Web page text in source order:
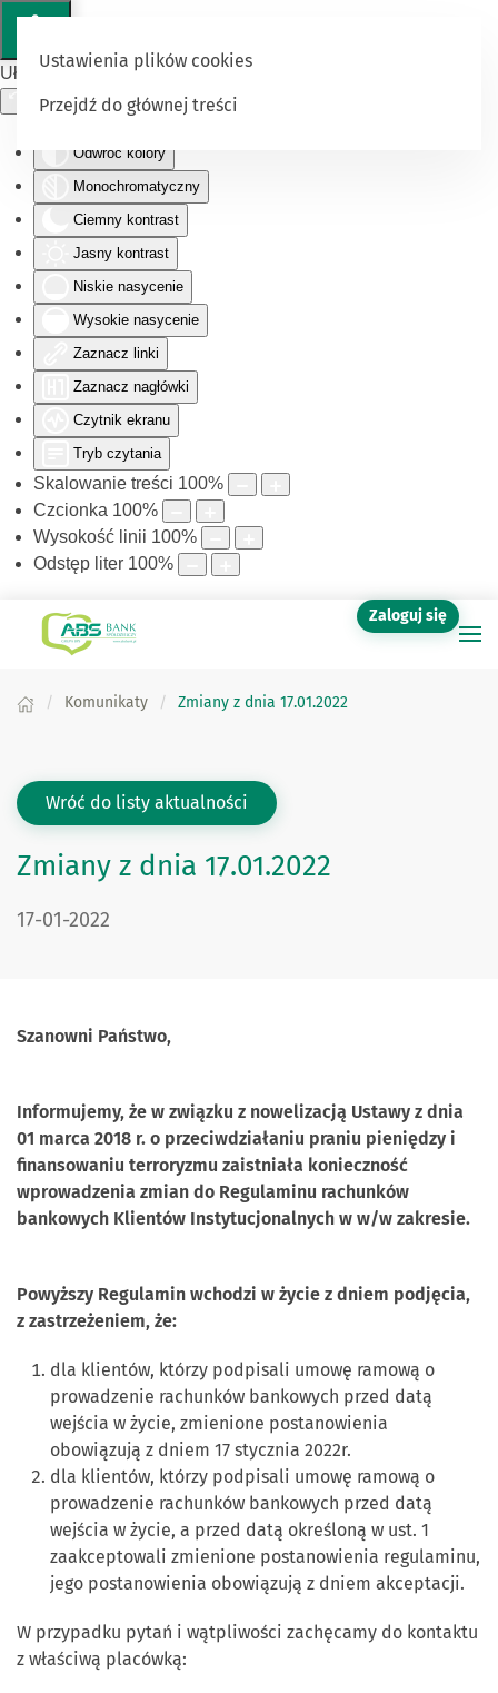
Ułatwienia dostępu
Odwróć kolory
Monochromatyczny
Ciemny kontrast
Jasny kontrast
Niskie nasycenie
Wysokie nasycenie
Zaznacz linki
Zaznacz nagłówki
Czytnik ekranu
Tryb czytania
Skalowanie treści 100%
Czcionka 100%
Wysokość linii 100%
Odstęp liter 100%
Ustawienia plików cookies
Przejdź do głównej treści
Zaloguj się
Komunikaty Zmiany z dnia 17.01.2022
Wróć do listy aktualności
Zmiany z dnia 17.01.2022
DATA PUBLIKACJI:
17-01-2022
Szanowni Państwo,
Informujemy, że w związku z nowelizacją Ustawy z dnia
01 marca 2018 r. o przeciwdziałaniu praniu pieniędzy i
finansowaniu terroryzmu zaistniała konieczność
wprowadzenia zmian do Regulaminu rachunków
bankowych Klientów Instytucjonalnych w w/w zakresie.
Powyższy Regulamin wchodzi w życie z dniem podjęcia,
z zastrzeżeniem, że:
dla klientów, którzy podpisali umowę ramową o
prowadzenie rachunków bankowych przed datą
wejścia w życie, zmienione postanowienia
obowiązują z dniem 17 stycznia 2022r.
dla klientów, którzy podpisali umowę ramową o
prowadzenie rachunków bankowych przed datą
wejścia w życie, a przed datą określoną w ust. 1
zaakceptowali zmienione postanowienia regulaminu,
jego postanowienia obowiązują z dniem akceptacji.
W przypadku pytań i wątpliwości zachęcamy do kontaktu
z właściwą placówką: